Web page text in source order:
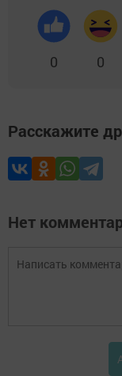
0 0
Расскажите
Нет